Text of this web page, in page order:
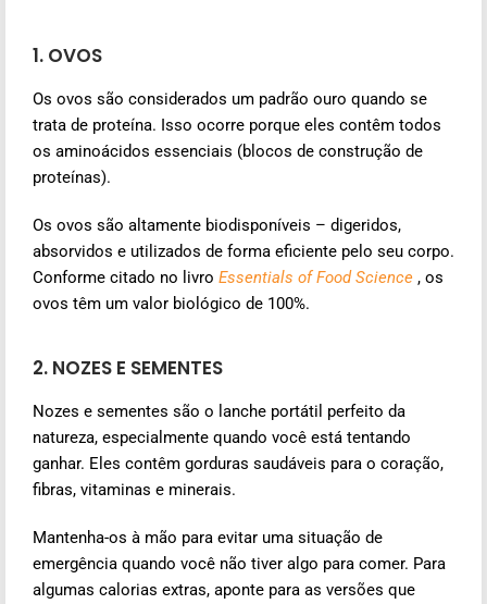
1. OVOS
Os ovos são considerados um padrão ouro quando se
trata de proteína. Isso ocorre porque eles contêm todos
os aminoácidos essenciais (blocos de construção de
proteínas).
Os ovos são altamente biodisponíveis – digeridos,
absorvidos e utilizados de forma eficiente pelo seu corpo.
Conforme citado no livro Essentials of Food Science , os
ovos têm um valor biológico de 100%.
2. NOZES E SEMENTES
Nozes e sementes são o lanche portátil perfeito da
natureza, especialmente quando você está tentando
ganhar. Eles contêm gorduras saudáveis para o coração,
fibras, vitaminas e minerais.
Mantenha-os à mão para evitar uma situação de
emergência quando você não tiver algo para comer. Para
algumas calorias extras, aponte para as versões que